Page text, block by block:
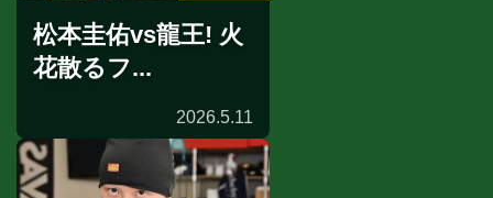
松本圭佑vs龍王! 火
花散るフ...
2026.5.11